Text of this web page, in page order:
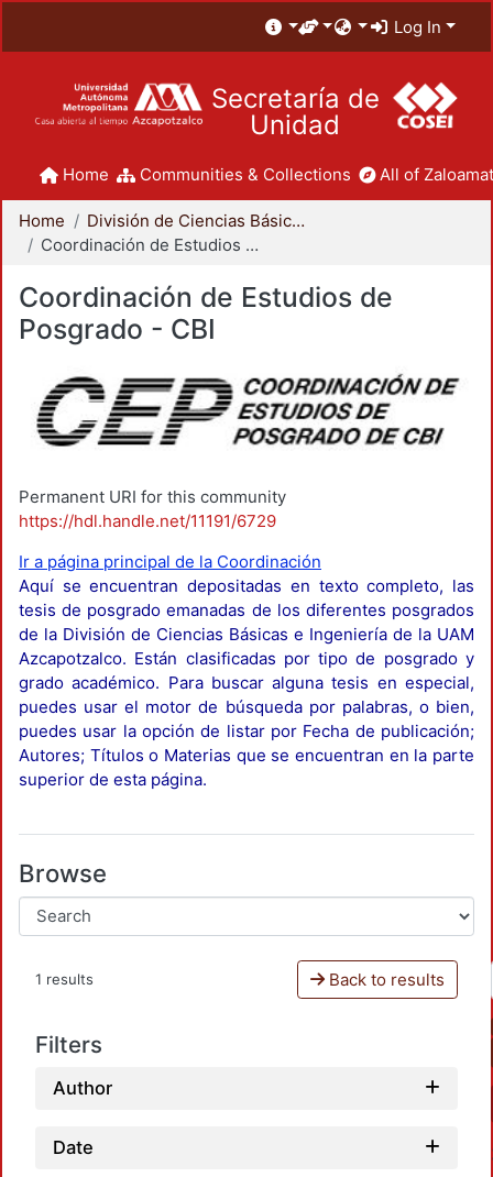
Log In
Secretaría de
Unidad
Home Communities & Collections All of
Home
División de Ciencias Básicas e Ingeniería
Coordinación de Estudios de Posgrado - CBI
Coordinación de Estudios de
Posgrado - CBI
Permanent URI for this community
https://hdl.handle.net/11191/6729
Ir a página principal de la Coordinación
Aquí se encuentran depositadas en texto completo, las
tesis de posgrado emanadas de los diferentes posgrados
de la División de Ciencias Básicas e Ingeniería de la UAM
Azcapotzalco. Están clasificadas por tipo de posgrado y
grado académico. Para buscar alguna tesis en especial,
puedes usar el motor de búsqueda por palabras, o bien,
puedes usar la opción de listar por Fecha de publicación;
Autores; Títulos o Materias que se encuentran en la parte
superior de esta página.
Browse
1 results Back to results
Filters
Author
Date